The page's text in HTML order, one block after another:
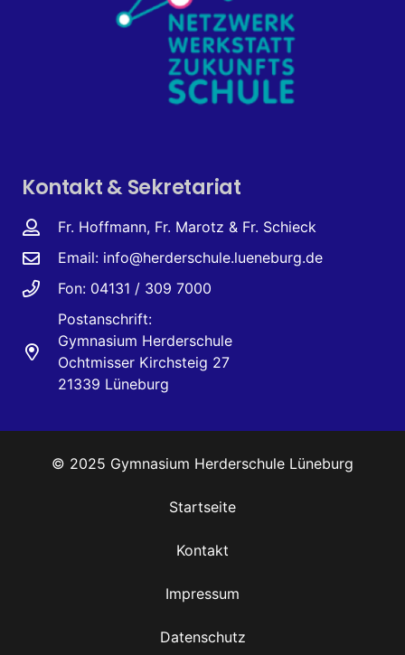
Kontakt & Sekretariat
Fr. Hoffmann, Fr. Marotz & Fr. Schieck
Email: info@herderschule.lueneburg.de
Fon: 04131 / 309 7000
Postanschrift:
Gymnasium Herderschule
Ochtmisser Kirchsteig 27
21339 Lüneburg
© 2025 Gymnasium Herderschule Lüneburg
Startseite
Kontakt
Impressum
Datenschutz